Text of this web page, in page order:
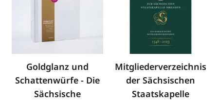
Goldglanz und
Schattenwürfe - Die
Sächsische
Mitgliederverzeichnis
der Sächsischen
Staatskapelle